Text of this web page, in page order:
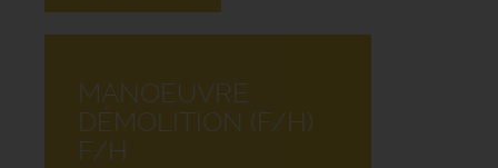
MANOEUVRE
DÉMOLITION (F/H)
F/H